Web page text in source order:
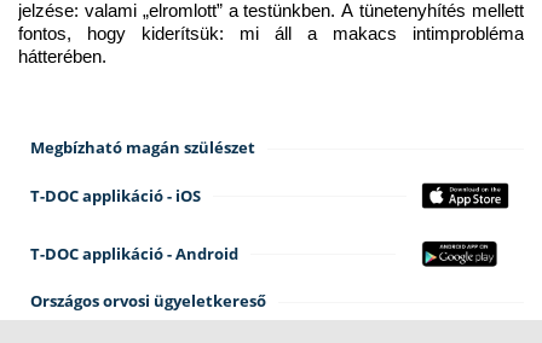
jelzése: valami „elromlott” a testünkben. A tünetenyhítés mellett
fontos, hogy kiderítsük: mi áll a makacs intimprobléma
hátterében.
Megbízható magán szülészet
T-DOC applikáció - iOS
T-DOC applikáció - Android
Országos orvosi ügyeletkereső